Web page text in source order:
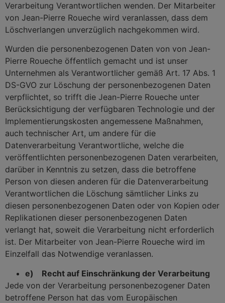
Verarbeitung Verantwortlichen wenden. Der Mitarbeiter
von Jean-Pierre Roueche wird veranlassen, dass dem
Löschverlangen unverzüglich nachgekommen wird.
Wurden die personenbezogenen Daten von von Jean-
Pierre Roueche öffentlich gemacht und ist unser
Unternehmen als Verantwortlicher gemäß Art. 17 Abs. 1
DS-GVO zur Löschung der personenbezogenen Daten
verpflichtet, so trifft die Jean-Pierre Roueche unter
Berücksichtigung der verfügbaren Technologie und der
Implementierungskosten angemessene Maßnahmen,
auch technischer Art, um andere für die
Datenverarbeitung Verantwortliche, welche die
veröffentlichten personenbezogenen Daten verarbeiten,
darüber in Kenntnis zu setzen, dass die betroffene
Person von diesen anderen für die Datenverarbeitung
Verantwortlichen die Löschung sämtlicher Links zu
diesen personenbezogenen Daten oder von Kopien oder
Replikationen dieser personenbezogenen Daten
verlangt hat, soweit die Verarbeitung nicht erforderlich
ist. Der Mitarbeiter von Jean-Pierre Roueche wird im
Einzelfall das Notwendige veranlassen.
e) Recht auf Einschränkung der Verarbeitung
Jede von der Verarbeitung personenbezogener Daten
betroffene Person hat das vom Europäischen